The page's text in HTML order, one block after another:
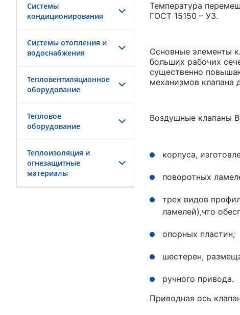
Системы
кондиционирования
Системы отопления и
водоснабжения
Тепловентиляционное
оборудование
Тепловое
оборудование
Теплоизоляция и
огнезащитные
материалы
Температура
ГОСТ 15150 – У3.
Основные элементы
больших рабочих
существенно
механизмов клапана
Воздушные клапаны
корпуса,
поворотных
трех видов
ламелей),что
опорных пластин;
шестерен,
ручного привода.
Приводная ось